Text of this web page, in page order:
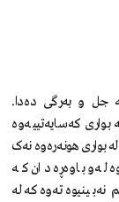
جل و بەرگی دەدا.
کەسایەتییەوە
بواری هونەرەوە نەک
لەو باوەڕە دان کە
کە لە